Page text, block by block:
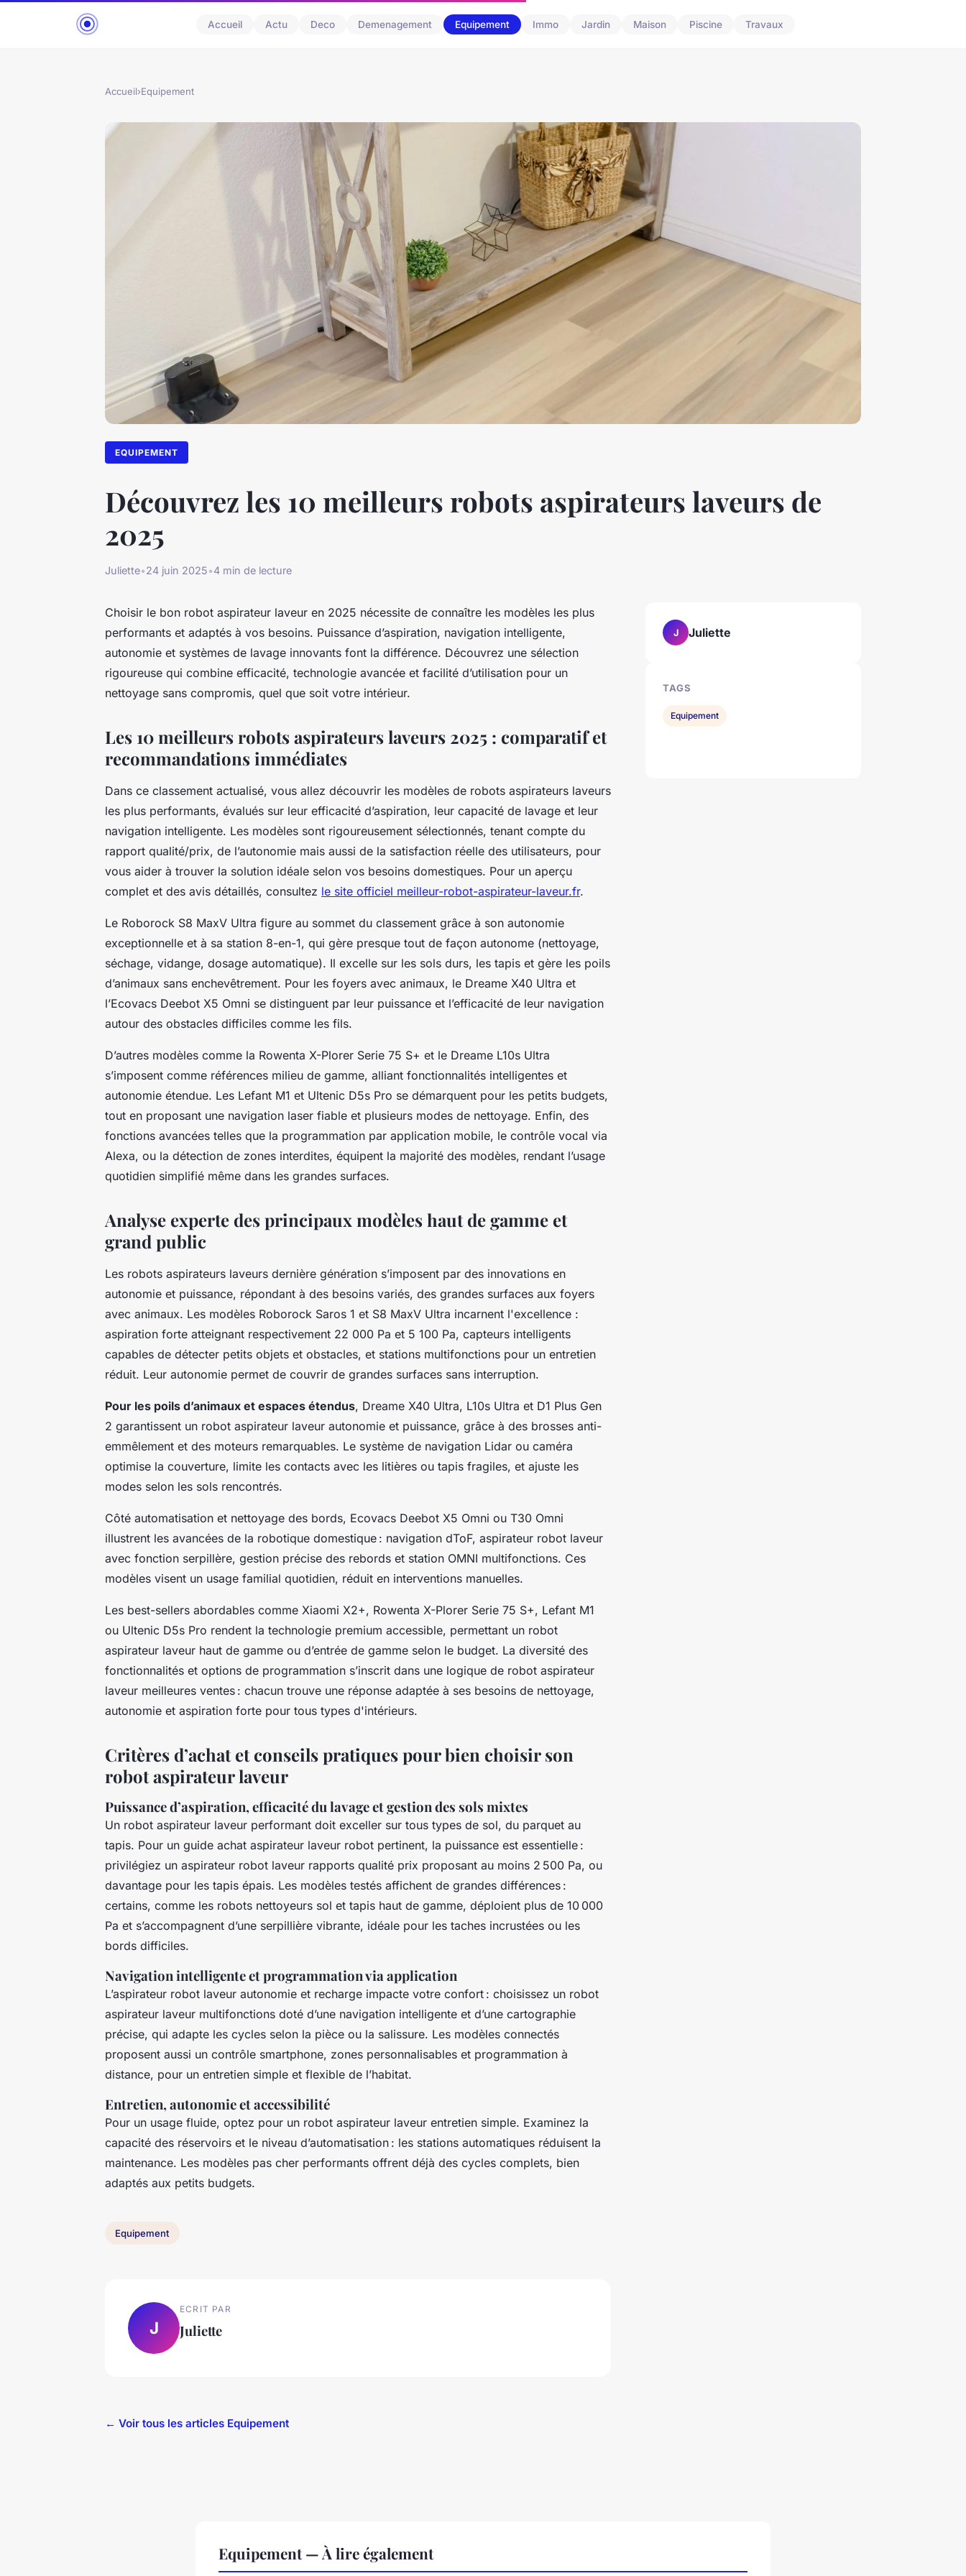
Accueil Actu Deco Demenagement Equipement Immo Jardin Maison Piscine Travaux
Accueil›Equipement
EQUIPEMENT
Découvrez les 10 meilleurs robots aspirateurs laveurs de
2025
Juliette•24 juin 2025•4 min de lecture
Choisir le bon robot aspirateur laveur en 2025 nécessite de connaître les modèles les plus
performants et adaptés à vos besoins. Puissance d’aspiration, navigation intelligente,
autonomie et systèmes de lavage innovants font la différence. Découvrez une sélection
rigoureuse qui combine efficacité, technologie avancée et facilité d’utilisation pour un
nettoyage sans compromis, quel que soit votre intérieur.
Les 10 meilleurs robots aspirateurs laveurs 2025 : comparatif et
recommandations immédiates
Dans ce classement actualisé, vous allez découvrir les modèles de robots aspirateurs laveurs
les plus performants, évalués sur leur efficacité d’aspiration, leur capacité de lavage et leur
navigation intelligente. Les modèles sont rigoureusement sélectionnés, tenant compte du
rapport qualité/prix, de l’autonomie mais aussi de la satisfaction réelle des utilisateurs, pour
vous aider à trouver la solution idéale selon vos besoins domestiques. Pour un aperçu
complet et des avis détaillés, consultez le site officiel meilleur-robot-aspirateur-laveur.fr.
Le Roborock S8 MaxV Ultra figure au sommet du classement grâce à son autonomie
exceptionnelle et à sa station 8-en-1, qui gère presque tout de façon autonome (nettoyage,
séchage, vidange, dosage automatique). Il excelle sur les sols durs, les tapis et gère les poils
d’animaux sans enchevêtrement. Pour les foyers avec animaux, le Dreame X40 Ultra et
l’Ecovacs Deebot X5 Omni se distinguent par leur puissance et l’efficacité de leur navigation
autour des obstacles difficiles comme les fils.
D’autres modèles comme la Rowenta X-Plorer Serie 75 S+ et le Dreame L10s Ultra
s’imposent comme références milieu de gamme, alliant fonctionnalités intelligentes et
autonomie étendue. Les Lefant M1 et Ultenic D5s Pro se démarquent pour les petits budgets,
tout en proposant une navigation laser fiable et plusieurs modes de nettoyage. Enfin, des
fonctions avancées telles que la programmation par application mobile, le contrôle vocal via
Alexa, ou la détection de zones interdites, équipent la majorité des modèles, rendant l’usage
quotidien simplifié même dans les grandes surfaces.
Analyse experte des principaux modèles haut de gamme et
grand public
Les robots aspirateurs laveurs dernière génération s’imposent par des innovations en
autonomie et puissance, répondant à des besoins variés, des grandes surfaces aux foyers
avec animaux. Les modèles Roborock Saros 1 et S8 MaxV Ultra incarnent l'excellence :
aspiration forte atteignant respectivement 22 000 Pa et 5 100 Pa, capteurs intelligents
capables de détecter petits objets et obstacles, et stations multifonctions pour un entretien
réduit. Leur autonomie permet de couvrir de grandes surfaces sans interruption.
Pour les poils d’animaux et espaces étendus, Dreame X40 Ultra, L10s Ultra et D1 Plus Gen
2 garantissent un robot aspirateur laveur autonomie et puissance, grâce à des brosses anti-
emmêlement et des moteurs remarquables. Le système de navigation Lidar ou caméra
optimise la couverture, limite les contacts avec les litières ou tapis fragiles, et ajuste les
modes selon les sols rencontrés.
Côté automatisation et nettoyage des bords, Ecovacs Deebot X5 Omni ou T30 Omni
illustrent les avancées de la robotique domestique : navigation dToF, aspirateur robot laveur
avec fonction serpillère, gestion précise des rebords et station OMNI multifonctions. Ces
modèles visent un usage familial quotidien, réduit en interventions manuelles.
Les best-sellers abordables comme Xiaomi X2+, Rowenta X-Plorer Serie 75 S+, Lefant M1
ou Ultenic D5s Pro rendent la technologie premium accessible, permettant un robot
aspirateur laveur haut de gamme ou d’entrée de gamme selon le budget. La diversité des
fonctionnalités et options de programmation s’inscrit dans une logique de robot aspirateur
laveur meilleures ventes : chacun trouve une réponse adaptée à ses besoins de nettoyage,
autonomie et aspiration forte pour tous types d'intérieurs.
Critères d’achat et conseils pratiques pour bien choisir son
robot aspirateur laveur
Puissance d’aspiration, efficacité du lavage et gestion des sols mixtes
Un robot aspirateur laveur performant doit exceller sur tous types de sol, du parquet au
tapis. Pour un guide achat aspirateur laveur robot pertinent, la puissance est essentielle :
privilégiez un aspirateur robot laveur rapports qualité prix proposant au moins 2 500 Pa, ou
davantage pour les tapis épais. Les modèles testés affichent de grandes différences :
certains, comme les robots nettoyeurs sol et tapis haut de gamme, déploient plus de 10 000
Pa et s’accompagnent d’une serpillière vibrante, idéale pour les taches incrustées ou les
bords difficiles.
Navigation intelligente et programmation via application
L’aspirateur robot laveur autonomie et recharge impacte votre confort : choisissez un robot
aspirateur laveur multifonctions doté d’une navigation intelligente et d’une cartographie
précise, qui adapte les cycles selon la pièce ou la salissure. Les modèles connectés
proposent aussi un contrôle smartphone, zones personnalisables et programmation à
distance, pour un entretien simple et flexible de l’habitat.
Entretien, autonomie et accessibilité
Pour un usage fluide, optez pour un robot aspirateur laveur entretien simple. Examinez la
capacité des réservoirs et le niveau d’automatisation : les stations automatiques réduisent la
maintenance. Les modèles pas cher performants offrent déjà des cycles complets, bien
adaptés aux petits budgets.
Equipement
J
ECRIT PAR
Juliette
← Voir tous les articles Equipement
J Juliette
TAGS
Equipement
Equipement — À lire également